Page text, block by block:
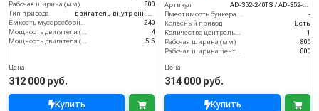
Рабочая ширина (мм)
800
Тип привода
двигатель внутреннего сгорания
Ёмкость мусоросборника (л)
240
Мощность двигателя (кВт)
4
Мощность двигателя (лс)
5.5
Цена
312 000 руб.
Купить
Артикул
AD-352-240TS / AD-352-040TS
Вместимость бункера (л)
-
Колёсный привод
Есть
Количество центральных мусоросборных валиков (шт)
1
Рабочая ширина (мм)
800
Рабочая ширина центральной щётки (мм)
800
Цена
314 000 руб.
Купить